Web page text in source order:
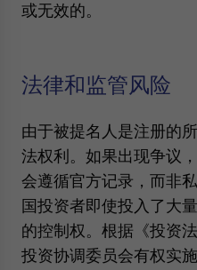
或无效的。
法律和监管风险
由于被提名人是注册的
法权利。如果出现争议
会遵循官方记录，而非
国投资者即使投入了大
的控制权。根据《投资
投资协调委员会有权实